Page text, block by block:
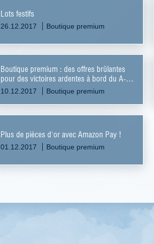
Lots festifs
26.12.2017 Boutique premium
Boutique premium : des offres brûlantes
pour des victoires ardentes à bord du A-
26B !
10.12.2017 Boutique premium
Plus de pièces d'or avec Amazon Pay !
01.12.2017 Boutique premium